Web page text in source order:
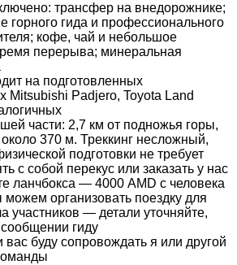
трансфер на внедорожнике;
горного гида и профессионального
кофе, чай и небольшое
перерыва; минеральная
на подготовленных
Mitsubishi Padjero, Toyota Land
части: 2,7 км от подножья горы,
370 м. Треккинг несложный,
подготовки не требует
с собой перекус или заказать у нас
ланчбокса — 4000 AMD с человека
организовать поездку для
участников — детали уточняйте,
гиду
вас буду сопровождать я или другой